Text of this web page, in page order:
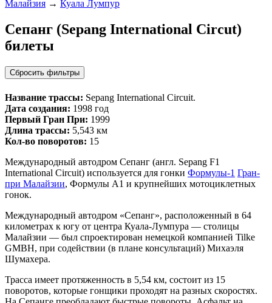
Малайзия → Куала Лумпур
Сепанг (Sepang International Circut)
билеты
Сбросить фильтры
Название трассы: Sepang International Circuit.
Дата создания: 1998 год
Первый Гран При: 1999
Длина трассы: 5,543 км
Кол-во поворотов: 15
Международный автодром Сепанг (англ. Sepang F1
International Circuit) используется для гонки Формулы-1 Гран-
при Малайзии, Формулы А1 и крупнейших мотоциклетных
гонок.
Международный автодром «Сепанг», расположенный в 64
километрах к югу от центра Куала-Лумпура — столицы
Малайзии — был спроектирован немецкой компанией Tilke
GMBH, при содействии (в плане консультаций) Михаэля
Шумахера.
Трасса имеет протяженность в 5,54 км, состоит из 15
поворотов, которые гонщики проходят на разных скоростях.